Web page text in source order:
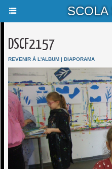
SCOLA
DSCF2157
REVENIR À L'ALBUM | DIAPORAMA